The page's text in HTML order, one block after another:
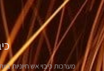
מערכות כיבוי אש חיוניות